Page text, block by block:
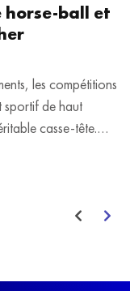
horse-ball et
les compétitions
sportif de haut
casse-tête.
ses études